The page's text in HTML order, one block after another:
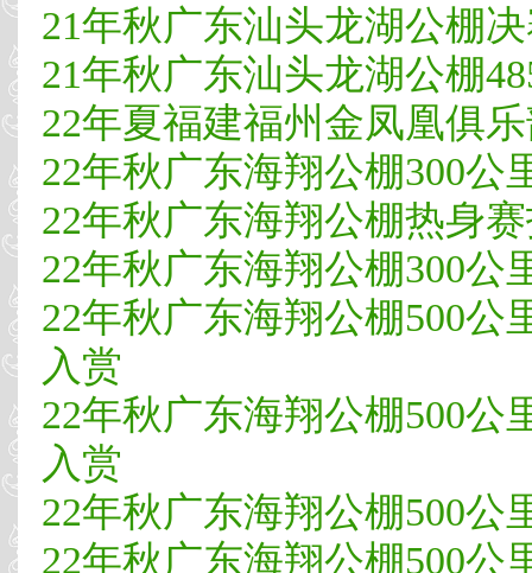
21年秋广东汕头龙湖公棚
21年秋广东汕头龙湖公棚
22年夏福建福州金凤凰俱
22年秋广东海翔公棚300公
22年秋广东海翔公棚热身
22年秋广东海翔公棚300公
22年秋广东海翔公棚500公
入赏
22年秋广东海翔公棚500公
入赏
22年秋广东海翔公棚500公
22年秋广东海翔公棚500公